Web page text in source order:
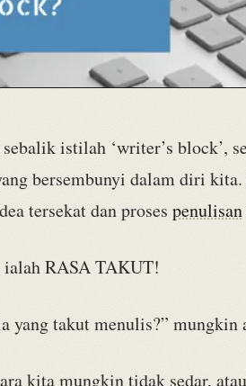
istilah ‘writer’s block’,
bersembunyi dalam diri
tersekat dan proses penulisan
RASA TAKUT!
yang takut menulis?” mungkin
kita mungkin tidak sedar,